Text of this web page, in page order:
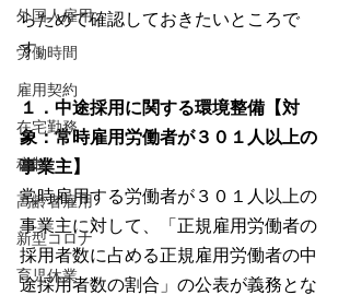
外国人雇用
労働時間
雇用契約
在宅勤務
税制
高齢者雇用
新型コロナ
育児休業
らためて確認しておきたいところで
す。
１．中途採用に関する環境整備【対
象：常時雇用労働者が３０１人以上の
事業主】
常時雇用する労働者が３０１人以上の
事業主に対して、「正規雇用労働者の
採用者数に占める正規雇用労働者の中
途採用者数の割合」の公表が義務とな